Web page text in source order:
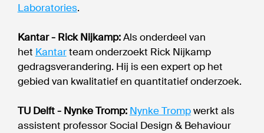
Laboratories.
Kantar - Rick Nijkamp:Als onderdeel van
het Kantarteam onderzoekt Rick Nijkamp
gedragsverandering. Hij is een expert op het
gebied van kwalitatief en quantitatief onderzoek.
TU Delft - Nynke Tromp: Nynke Trompwerkt als
assistent professor Social Design & Behaviour